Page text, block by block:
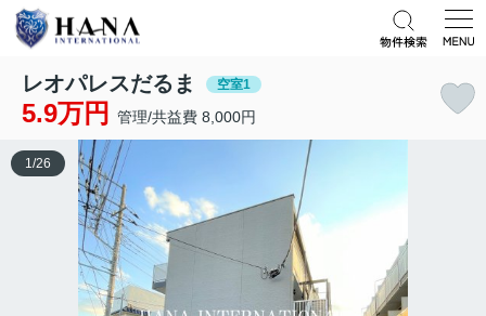
レオパレスだるま 空室1
5.9万円 管理/共益費 8,000円
1/26